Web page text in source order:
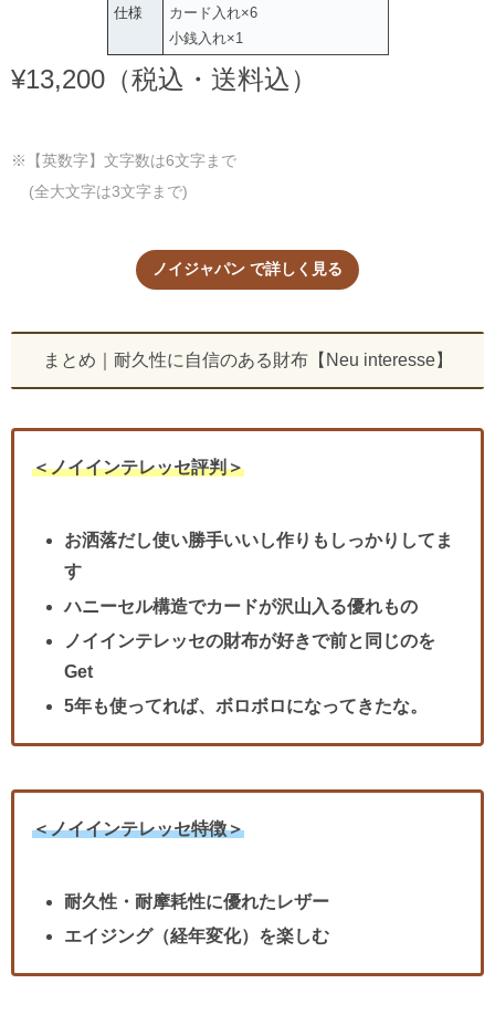
仕様
カード入れ×6
小銭入れ×1
¥13,200（税込・送料込）
※【英数字】文字数は6文字まで
(全大文字は3文字まで)
ノイジャパン で詳しく見る
まとめ｜耐久性に自信のある財布【Neu interesse】
＜ノイインテレッセ評判＞
お洒落だし使い勝手いいし作りもしっかりしてま
す
ハニーセル構造でカードが沢山入る優れもの
ノイインテレッセの財布が好きで前と同じのを
Get
5年も使ってれば、ボロボロになってきたな。
＜ノイインテレッセ特徴＞
耐久性・耐摩耗性に優れたレザー
エイジング（経年変化）を楽しむ